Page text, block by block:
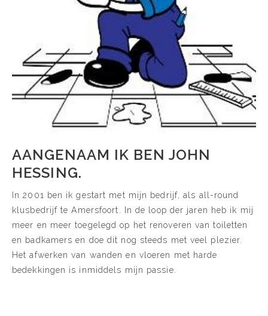
AANGENAAM IK BEN JOHN
HESSING.
In 2001 ben ik gestart met mijn bedrijf, als all-round
klusbedrijf te Amersfoort. In de loop der jaren heb ik mij
meer en meer toegelegd op het renoveren van toiletten
en badkamers en doe dit nog steeds met veel plezier.
Het afwerken van wanden en vloeren met harde
bedekkingen is inmiddels mijn passie.